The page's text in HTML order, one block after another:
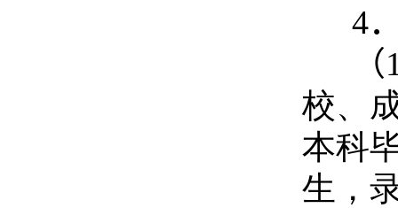
4
（
校、
本科
生，